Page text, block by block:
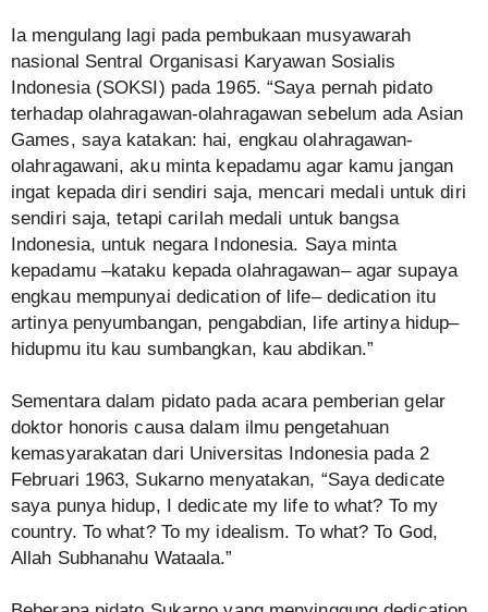
Ia mengulang lagi pada pembukaan musyawarah
nasional Sentral Organisasi Karyawan Sosialis
Indonesia (SOKSI) pada 1965. “Saya pernah pidato
terhadap olahragawan-olahragawan sebelum ada Asian
Games, saya katakan: hai, engkau olahragawan-
olahragawani, aku minta kepadamu agar kamu jangan
ingat kepada diri sendiri saja, mencari medali untuk diri
sendiri saja, tetapi carilah medali untuk bangsa
Indonesia, untuk negara Indonesia. Saya minta
kepadamu –kataku kepada olahragawan– agar supaya
engkau mempunyai dedication of life– dedication itu
artinya penyumbangan, pengabdian, life artinya hidup–
hidupmu itu kau sumbangkan, kau abdikan.”
Sementara dalam pidato pada acara pemberian gelar
doktor honoris causa dalam ilmu pengetahuan
kemasyarakatan dari Universitas Indonesia pada 2
Februari 1963, Sukarno menyatakan, “Saya dedicate
saya punya hidup, I dedicate my life to what? To my
country. To what? To my idealism. To what? To God,
Allah Subhanahu Wataala.”